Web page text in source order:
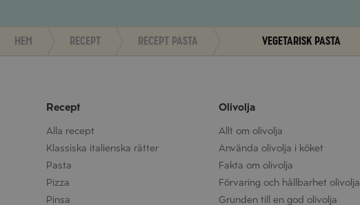
Hem Recept Recept pasta Vegetarisk pasta
Recept
Alla recept
Klassiska italienska rätter
Pasta
Pizza
Pinsa
Olivolja
Allt om olivolja
Använda olivolja i köket
Fakta om olivolja
Förvaring och hållbarhet olivolja
Grunden till en god olivolja